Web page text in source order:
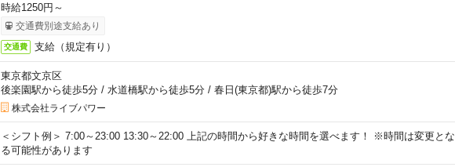
時給1250円～
交通費別途支給あり
交通費 支給（規定有り）
東京都文京区
後楽園駅から徒歩5分/ 水道橋駅から徒歩5分/ 春日(東京都)駅から徒歩7分
株式会社ライブパワー
＜シフト例＞ 7:00～23:00 13:30～22:00 上記の時間から好きな時間を選べます！ ※時間は変更とな
る可能性があります